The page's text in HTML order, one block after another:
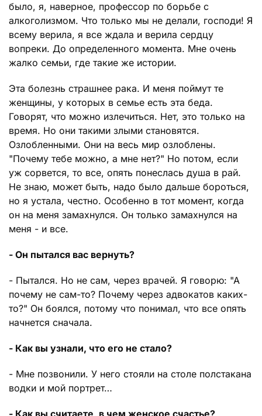
было, я, наверное, профессор по борьбе с
алкоголизмом. Что только мы не делали, господи! Я
всему верила, я все ждала и верила сердцу
вопреки. До определенного момента. Мне очень
жалко семьи, где такие же истории.
Эта болезнь страшнее рака. И меня поймут те
женщины, у которых в семье есть эта беда.
Говорят, что можно излечиться. Нет, это только на
время. Но они такими злыми становятся.
Озлобленными. Они на весь мир озлоблены.
"Почему тебе можно, а мне нет?" Но потом, если
уж сорвется, то все, опять понеслась душа в рай.
Не знаю, может быть, надо было дальше бороться,
но я устала, честно. Особенно в тот момент, когда
он на меня замахнулся. Он только замахнулся на
меня - и все.
- Он пытался вас вернуть?
- Пытался. Но не сам, через врачей. Я говорю: "А
почему не сам-то? Почему через адвокатов каких-
то?" Он боялся, потому что понимал, что все опять
начнется сначала.
- Как вы узнали, что его не стало?
- Мне позвонили. У него стояли на столе полстакана
водки и мой портрет…